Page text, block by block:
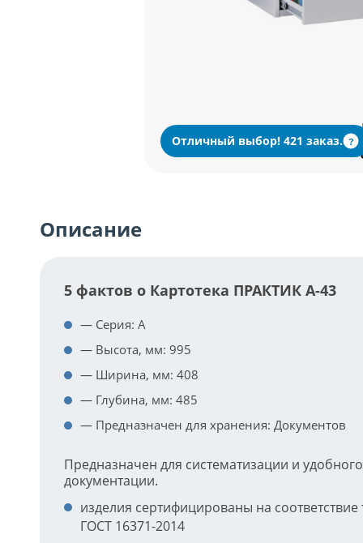
Отличный выбор! 421 заказ. ?
Описание
5 фактов о Картотека ПРАКТИК А-43
— Серия: А
— Высота, мм: 995
— Ширина, мм: 408
— Глубина, мм: 485
— Предназначен для хранения: Документов
Предназначен для систематизации и
документации.
изделия сертифицированы на
ГОСТ 16371-2014